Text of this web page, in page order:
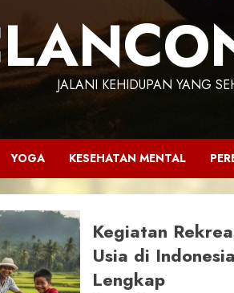
JALANI KEHIDUPAN YANG
YOGA KESEHATAN MENTAL
Kegiatan
Usia di
Lengkap